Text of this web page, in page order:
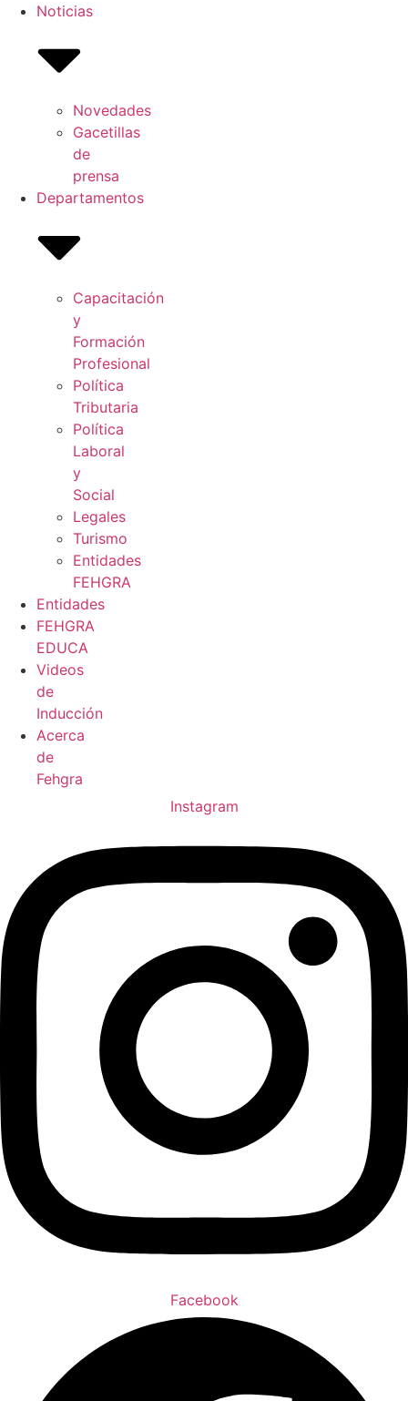
Noticias
Novedades
Gacetillas
de
prensa
Departamentos
Capacitación
y
Formación
Profesional
Política
Tributaria
Política
Laboral
y
Social
Legales
Turismo
Entidades
FEHGRA
Entidades
FEHGRA
EDUCA
Videos
de
Inducción
Acerca
de
Fehgra
Instagram
Facebook